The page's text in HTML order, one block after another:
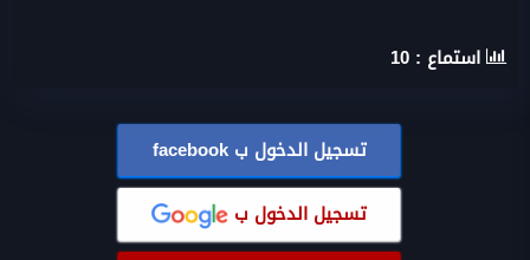
استماع : 10
تسجيل الدخول بfacebook
تسجيل الدخول ب